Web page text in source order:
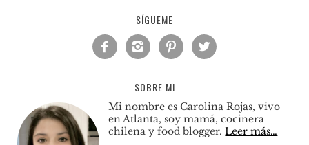
SÍGUEME
   
SOBRE MI
Mi nombre es Carolina Rojas, vivo
en Atlanta, soy mamá, cocinera
chilena y food blogger.Leer más…